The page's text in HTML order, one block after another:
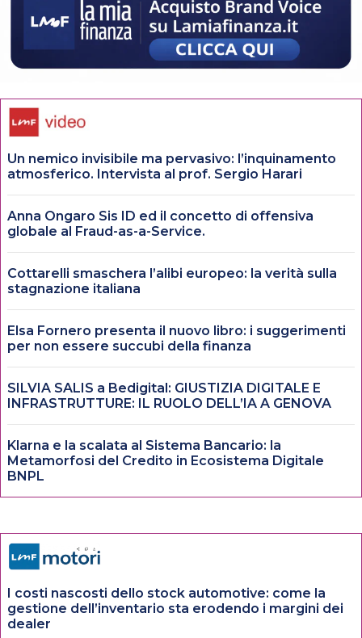
Un nemico invisibile ma pervasivo: l’inquinamento
atmosferico. Intervista al prof. Sergio Harari
Anna Ongaro Sis ID ed il concetto di offensiva
globale al Fraud-as-a-Service.
Cottarelli smaschera l’alibi europeo: la verità sulla
stagnazione italiana
Elsa Fornero presenta il nuovo libro: i suggerimenti
per non essere succubi della finanza
SILVIA SALIS a Bedigital: GIUSTIZIA DIGITALE E
INFRASTRUTTURE: IL RUOLO DELL’IA A GENOVA
Klarna e la scalata al Sistema Bancario: la
Metamorfosi del Credito in Ecosistema Digitale
BNPL
I costi nascosti dello stock automotive: come la
gestione dell’inventario sta erodendo i margini dei
dealer